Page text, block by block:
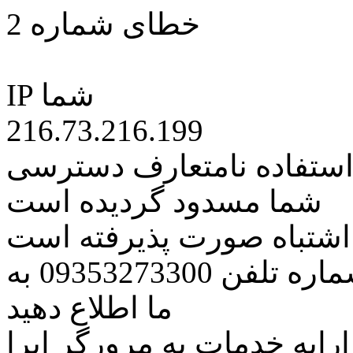
خطای شماره 2
IP شما
216.73.216.199
نامتعارف دسترسی
شما مسدود گردیده است
اشتباه صورت پذیرفته است
مراتب این مسئله را از طریق شماره تلفن 09353273300 به
ما اطلاع دهید
خدمات به مرورگر اپرا